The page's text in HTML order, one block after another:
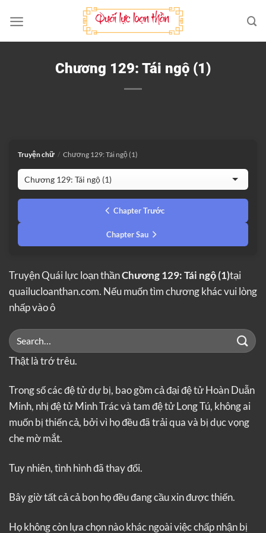
qua
nội
Chương 129: Tái ngộ (1)
Truyện chữ / Chương 129: Tái ngộ (1)
Chapter Trước
Chapter Sau
Truyện Quái lực loạn thầnChương 129: Tái ngộ (1)tại
quailucloanthan.com. Nếu muốn tìm chương khác vui lòng
nhấp vào ô
Thật là trớ trêu.
Trong số các đệ tử dự bị, bao gồm cả đại đệ tử Hoàn Duẫn
Minh, nhị đệ tử Minh Trác và tam đệ tử Long Tú, không ai
muốn bị thiến cả, bởi vì họ đều đã trải qua và bị dục vọng
che mờ mắt.
Tuy nhiên, tình hình đã thay đổi.
Bây giờ tất cả cả bọn họ đều đang cầu xin được thiến.
Họ không còn lựa chọn nào khác ngoài việc chấp nhận bị